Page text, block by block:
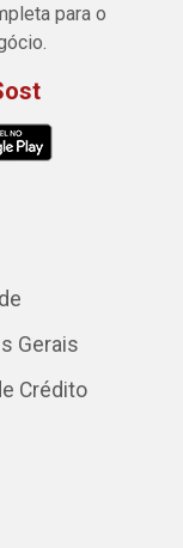
para o
Gerais
Crédito